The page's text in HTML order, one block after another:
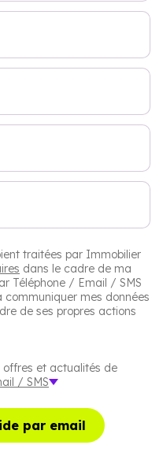
traitées par Immobilier
dans le cadre de ma
Téléphone / Email / SMS
mes données
de ses propres actions
offres et actualités de
/ SMS
par email